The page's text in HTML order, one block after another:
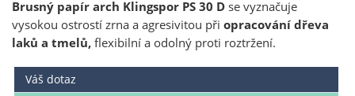
Brusný papír arch Klingspor PS 30 Dse vyznačuje
vysokou ostrostí zrna a agresivitou při opracování dřeva
laků a tmelů,flexibilní a odolný proti roztržení.
Váš dotaz